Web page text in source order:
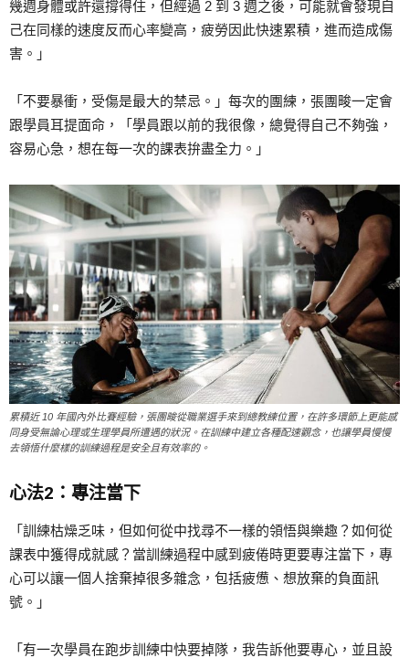
幾週身體或許還撐得住，但經過 2 到 3 週之後，可能就會發現自
己在同樣的速度反而心率變高，疲勞因此快速累積，進而造成傷
害。」
「不要暴衝，受傷是最大的禁忌。」每次的團練，張團畯一定會
跟學員耳提面命，「學員跟以前的我很像，總覺得自己不夠強，
容易心急，想在每一次的課表拚盡全力。」
累積近 10 年國內外比賽經驗，張團畯從職業選手來到總教練位置，在許多環節上更能感
同身受無論心理或生理學員所遭遇的狀況。在訓練中建立各種配速觀念，也讓學員慢慢
去領悟什麼樣的訓練過程是安全且有效率的。
心法2：專注當下
「訓練枯燥乏味，但如何從中找尋不一樣的領悟與樂趣？如何從
課表中獲得成就感？當訓練過程中感到疲倦時更要專注當下，專
心可以讓一個人捨棄掉很多雜念，包括疲憊、想放棄的負面訊
號。」
「有一次學員在跑步訓練中快要掉隊，我告訴他要專心，並且設